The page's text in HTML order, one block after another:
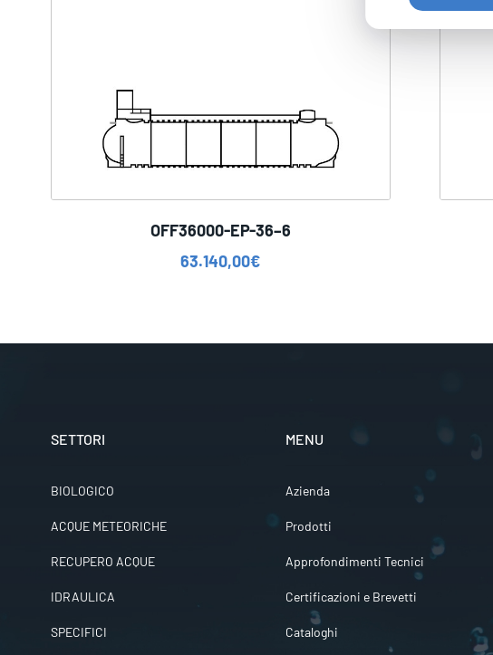
OFF36000-EP-36–6
63.140,00€
SETTORI
BIOLOGICO
ACQUE METEORICHE
RECUPERO ACQUE
IDRAULICA
SPECIFICI
MENU
Azienda
Prodotti
Approfondimenti Tecnici
Certificazioni e Brevetti
Cataloghi